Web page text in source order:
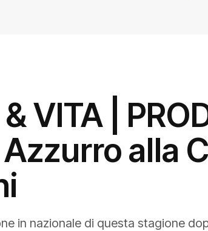
VITA |
alla
in nazionale di questa stagione